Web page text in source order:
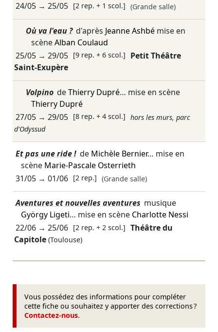
24/05→ 25/05 [2 rep. + 1 scol.] (Grande salle)
Où va l'eau ? d'après Jeanne Ashbémise en
scèneAlban Coulaud
25/05→ 29/05 [9 rep. + 6 scol.]
Petit Théâtre
Saint-Exupère
Volpino deThierry Dupré… mise en scène
Thierry Dupré
27/05→ 29/05 [8 rep. + 4 scol.] hors les murs, parc
d'Odyssud
Et pas une ride ! de Michèle Bernier… mise en
scène Marie-Pascale Osterrieth
31/05→ 01/06 [2 rep.] (Grande salle)
Aventures et nouvelles aventures musique
György Ligeti… mise en scène Charlotte Nessi
22/06→ 25/06 [2 rep. + 2 scol.] Théâtre du
Capitole (Toulouse)
Vous possédez des informations pour compléter
cette fiche ou souhaitez y apporter des corrections ?
Contactez-nous.